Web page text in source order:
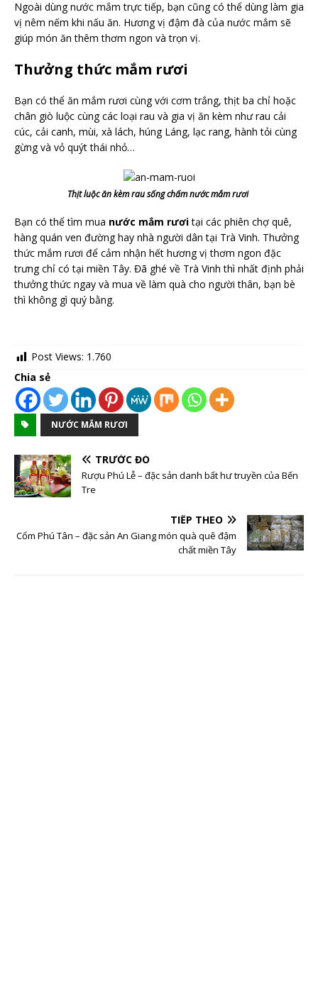
Ngoài dùng nước mắm trực tiếp, bạn cũng có thể dùng làm gia
vị nêm nếm khi nấu ăn. Hương vị đậm đà của nước mắm sẽ
giúp món ăn thêm thơm ngon và trọn vị.
Thưởng thức mắm rươi
Bạn có thể ăn mắm rươi cùng với cơm trắng, thịt ba chỉ hoặc
chân giò luộc cùng các loại rau và gia vị ăn kèm như rau cải
cúc, cải canh, mùi, xà lách, húng Láng, lạc rang, hành tỏi cùng
gừng và vỏ quýt thái nhỏ…
Thịt luộc ăn kèm rau sống chấm nước mắm rươi
Bạn có thể tìm mua nước mắm rươitại các phiên chợ quê,
hàng quán ven đường hay nhà người dân tại Trà Vinh. Thưởng
thức mắm rươi để cảm nhận hết hương vị thơm ngon đặc
trưng chỉ có tại miền Tây. Đã ghé về Trà Vinh thì nhất định phải
thưởng thức ngay và mua về làm quà cho người thân, bạn bè
thì không gì quý bằng.
Post Views: 1.760
Chia sẻ
NƯỚC MẮM RƯƠI
TRƯỚC ĐÓ
Rượu Phú Lễ – đặc sản danh bất hư truyền của Bến
Tre
TIẾP THEO
Cốm Phú Tân – đặc sản An Giang món quà quê đậm
chất miền Tây